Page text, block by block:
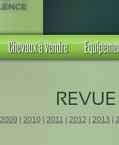
Chevaux à vendre
2009 2010| 2011 2012 2013